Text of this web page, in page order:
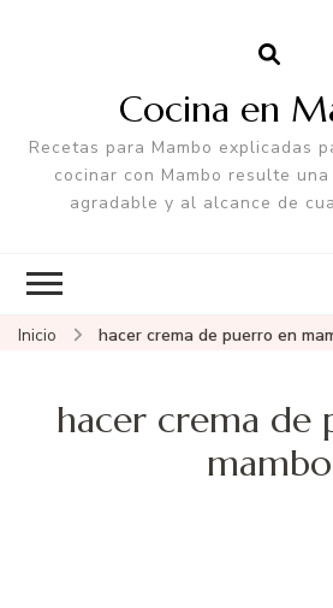
Cocina en
Recetas para Mambo explicadas
cocinar con Mambo resulte
agradable y al alcance de
Inicio hacer crema de puerro en
hacer crema de
mambo